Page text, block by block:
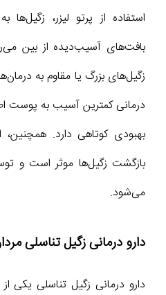
استفاده از پرتو لیزر،
بافت‌های آسیب‌دیده از بین
زگیل‌های بزرگ یا مقاوم به
درمانی کمترین آسیب به پوست
بهبودی کوتاهی دارد.
بازگشت زگیل‌ها موثر است و
می‌شود.
دارو درمانی زگیل تناسلی
دارو درمانی زگیل تناسلی یکی